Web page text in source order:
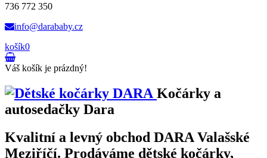
736 772 350
info@darababy.cz
košík0
Váš košík je prázdný!
Kočárky a
autosedačky Dara
Kvalitní a levný obchod DARA Valašské
Meziříčí. Prodáváme dětské kočárky,